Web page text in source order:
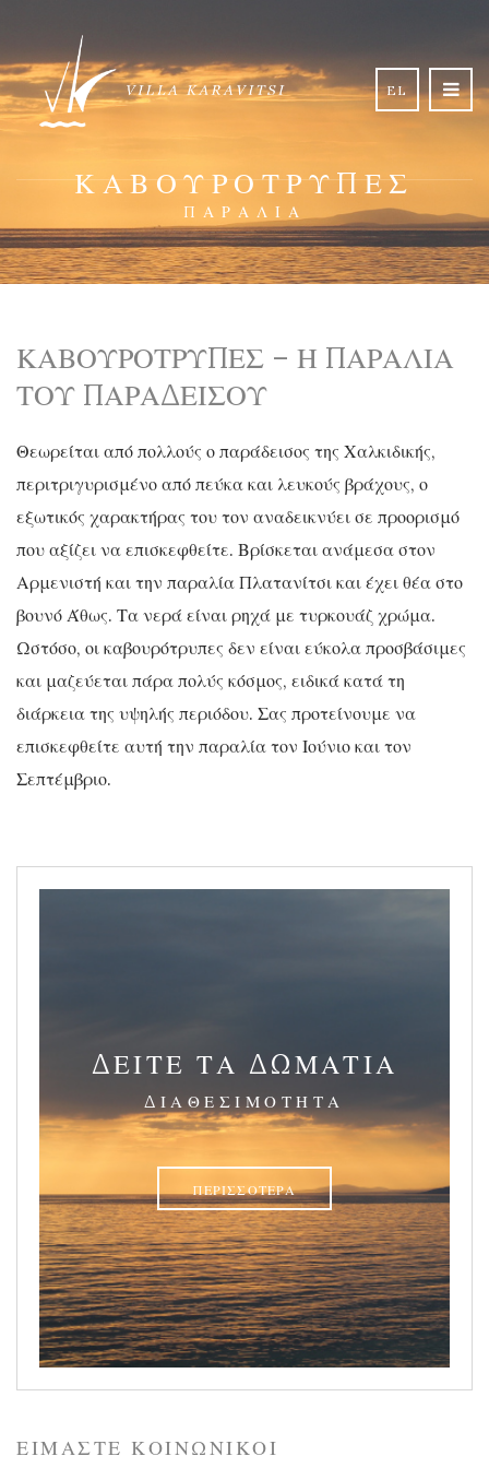
EL
ΚΑΒΟΥΡΌΤΡΥΠΕΣ
ΠΑΡΑΛΊΑ
ΚΑΒΟΥΡΌΤΡΥΠΕΣ – Η ΠΑΡΑΛΊΑ
ΤΟΥ ΠΑΡΑΔΕΊΣΟΥ
Θεωρείται από πολλούς ο παράδεισος της Χαλκιδικής,
περιτριγυρισμένο από πεύκα και λευκούς βράχους, ο
εξωτικός χαρακτήρας του τον αναδεικνύει σε προορισμό
που αξίζει να επισκεφθείτε. Βρίσκεται ανάμεσα στον
Αρμενιστή και την παραλία Πλατανίτσι και έχει θέα στο
βουνό Άθως. Τα νερά είναι ρηχά με τυρκουάζ χρώμα.
Ωστόσο, οι καβουρότρυπες δεν είναι εύκολα προσβάσιμες
και μαζεύεται πάρα πολύς κόσμος, ειδικά κατά τη
διάρκεια της υψηλής περιόδου. Σας προτείνουμε να
επισκεφθείτε αυτή την παραλία τον Ιούνιο και τον
Σεπτέμβριο.
ΔΕΊΤΕ ΤΑ ΔΩΜΆΤΙΑ
ΔΙΑΘΕΣΙΜΌΤΗΤΑ
ΠΕΡΙΣΣΌΤΕΡΑ
ΕΊΜΑΣΤΕ ΚΟΙΝΩΝΙΚΟΊ